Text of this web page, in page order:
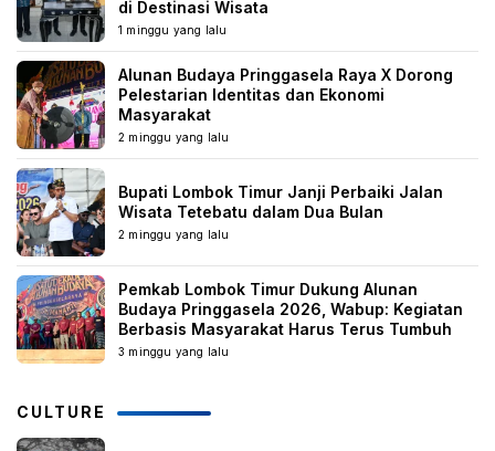
di Destinasi Wisata
1 minggu yang lalu
Alunan Budaya Pringgasela Raya X Dorong
Pelestarian Identitas dan Ekonomi
Masyarakat
2 minggu yang lalu
Bupati Lombok Timur Janji Perbaiki Jalan
Wisata Tetebatu dalam Dua Bulan
2 minggu yang lalu
Pemkab Lombok Timur Dukung Alunan
Budaya Pringgasela 2026, Wabup: Kegiatan
Berbasis Masyarakat Harus Terus Tumbuh
3 minggu yang lalu
CULTURE